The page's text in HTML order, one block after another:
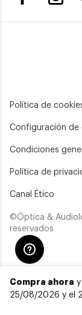
Compra ahora
25/08/2026 y el
Política de
Configuración de
Condiciones
Política de
Canal Ético
©Óptica &
reservados